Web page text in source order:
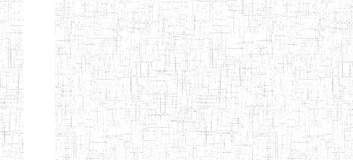
Etablissements
d'enseignement
normal
ENI